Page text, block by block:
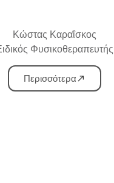
Κώστας Καραΐσκος
Φυσικοθεραπευτής
Περισσότερα